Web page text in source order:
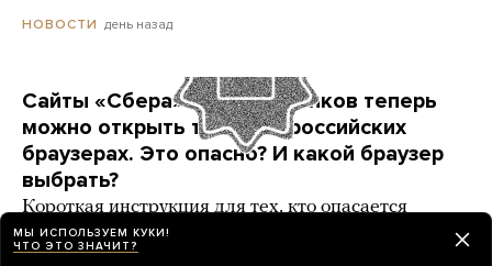
НОВОСТИ день назад
Сайты «Сбера» и других банков теперь
можно открыть только в российских
браузерах. Это опасно? И какой браузер
выбрать?
Короткая инструкция для тех, кто опасается
переходить на продукты «Яндекса» и VK
МЫ ИСПОЛЬЗУЕМ КУКИ!
ЧТО ЭТО ЗНАЧИТ?